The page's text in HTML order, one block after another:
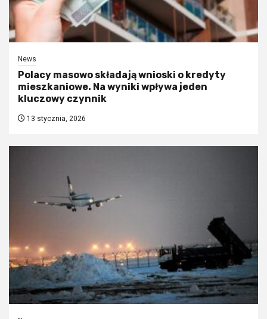
News
Polacy masowo składają wnioski o kredyty
mieszkaniowe. Na wyniki wpływa jeden
kluczowy czynnik
13 stycznia, 2026